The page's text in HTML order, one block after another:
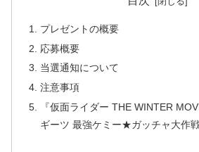
プレゼントの概要
応募概要
当選通知について
注意事項
『仮面ライダー THE WINTER
ギーツ 最強ケミー★ガッチャ大作